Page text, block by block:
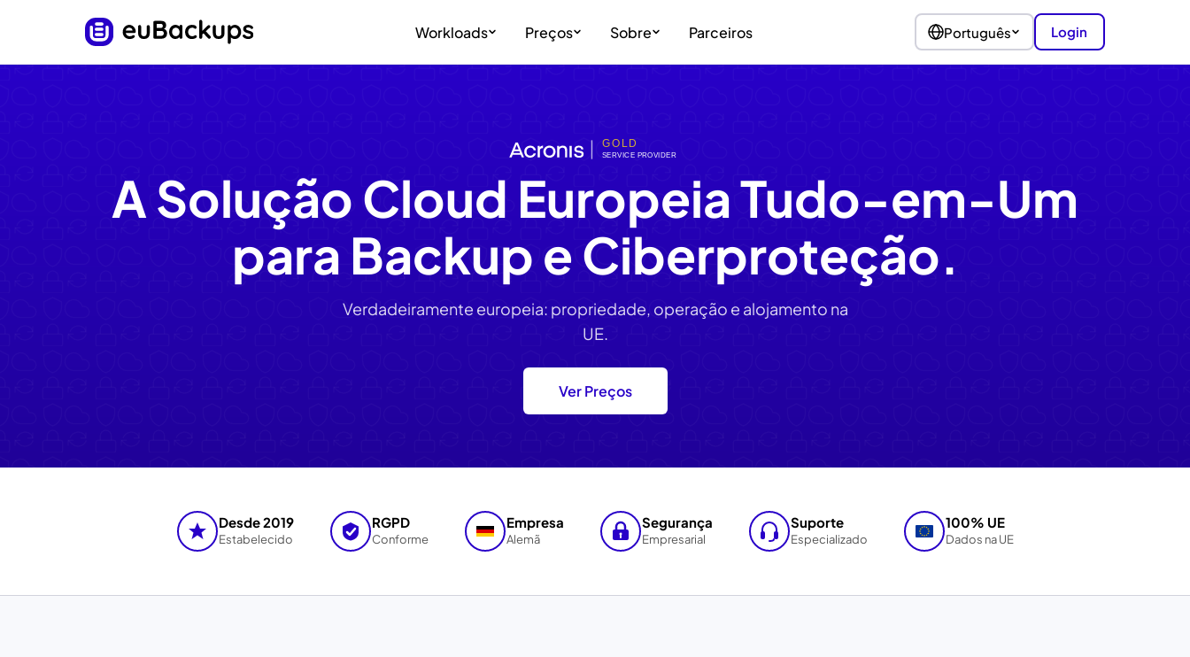
Workloads Preços Sobre Parceiros Português Login
GOLD
SERVICE PROVIDER
A Solução Cloud Europeia Tudo-em-Um
para Backup e Ciberproteção.
Verdadeiramente europeia: propriedade, operação e alojamento na
UE.
Ver Preços
Desde 2019
Estabelecido
RGPD
Conforme
Empresa
Alemã
Segurança
Empresarial
Suporte
Especializado
100% UE
Dados na UE